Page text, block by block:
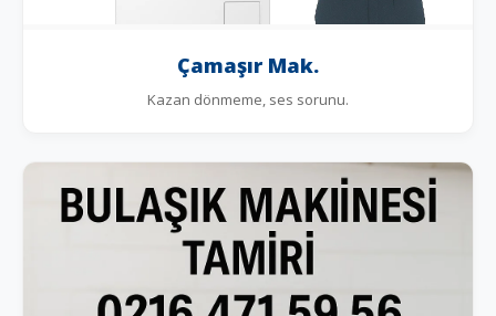
Çamaşır Mak.
Kazan dönmeme, ses sorunu.